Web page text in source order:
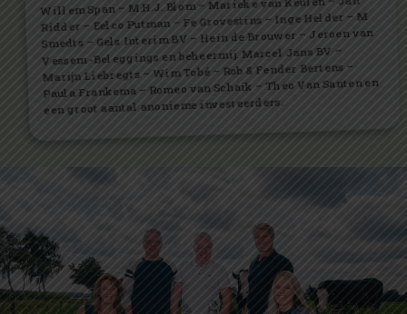
Ridder – Eelco Putman – Fe Grovestins – Inge Helder – M
Smedts – Gels Interim BV – Hein de Brouwer – Jeroen van
Vessem -Beleggings en beheermij. Marcel Jans BV –
Marijn Liebregts – Wim Tobé – Rob & Fender Bertens –
Paula Frankema – Romeo van Schaik – Theo Van Santen en
een groot aantal anonieme investeerders.